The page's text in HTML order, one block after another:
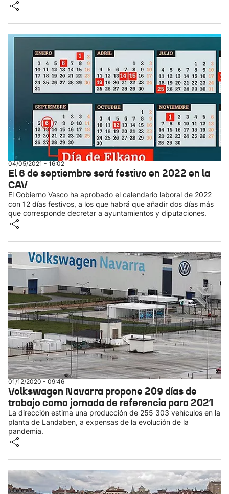
04/05/2021 - 16:02
El 6 de septiembre será festivo en 2022 en la
CAV
El Gobierno Vasco ha aprobado el calendario laboral de 2022
con 12 días festivos, a los que habrá que añadir dos días más
que corresponde decretar a ayuntamientos y diputaciones.
01/12/2020 - 09:46
Volkswagen Navarra propone 209 días de
trabajo como jornada de referencia para 2021
La dirección estima una producción de 255 303 vehículos en la
planta de Landaben, a expensas de la evolución de la
pandemia.